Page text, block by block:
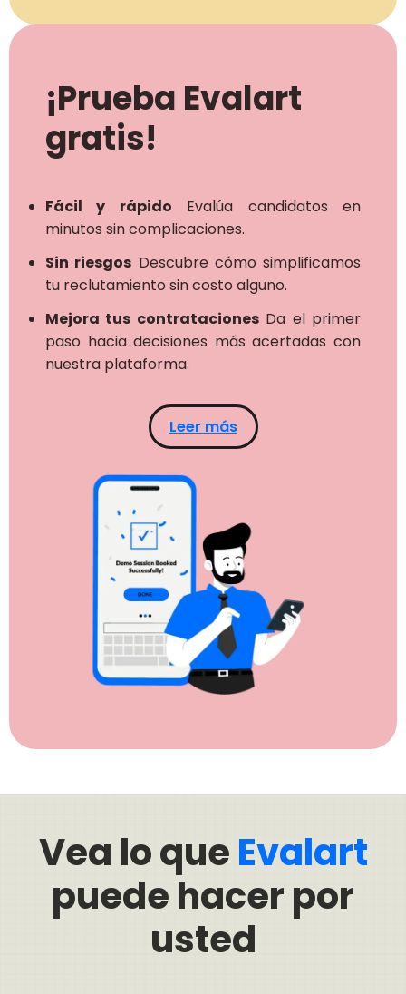
¡Prueba Evalart
gratis!
Fácil y rápido Evalúa candidatos en
minutos sin complicaciones.
Sin riesgos Descubre cómo simplificamos
tu reclutamiento sin costo alguno.
Mejora tus contratacionesDa el primer
paso hacia decisiones más acertadas con
nuestra plataforma.
Leer más
Vea lo queEvalart
puede hacer por
usted